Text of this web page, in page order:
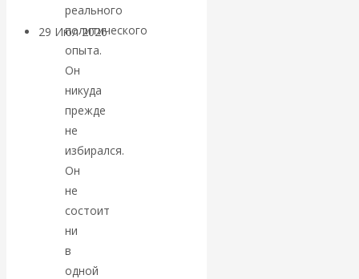
29 Июл 2026Мировая
финансовая олигархия
Валентин
Катасонов.
«Мировые
ростовщики»:
вчера и сегодня
реального
политического
опыта.
Он
никуда
прежде
не
избирался.
Он
не
состоит
ни
в
одной